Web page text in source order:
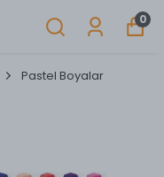
0
Pastel Boyalar